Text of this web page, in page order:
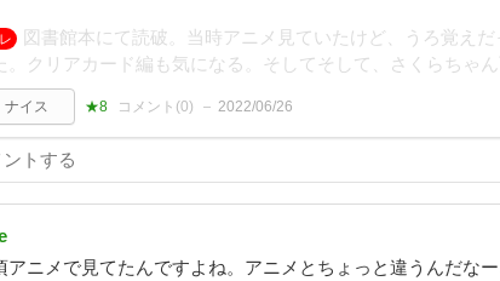
図書館本にて読破。当時アニメ見ていたけど、うろ覚え
。クリアカード編も気になる。そしてそして、さくらちゃん
ナイス ★8 コメント(0) 2022/06/26
アニメで見てたんですよね。アニメとちょっと違うんだな